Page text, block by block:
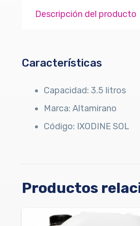
Descripción del producto
Características
Capacidad: 3.5 litros
Marca: Altamirano
Código: IXODINE SOL
Productos